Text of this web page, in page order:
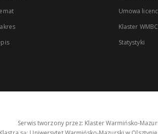
Umowa
Klaster WMBC
Statystyki
Serwis tworzony przez: Klaster Warmińsko-